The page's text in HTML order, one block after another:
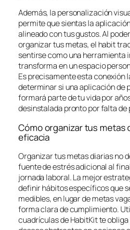
Además, la personalización
permite que sientas la
alineado con tus gustos. Al
organizar tus metas, el habit
sentirse como una herramienta
transforma en un espacio
Es precisamente esta conexión
determinar si una aplicación de
formará parte de tu vida por
desinstalada pronto por falta de
Cómo organizar tus metas
eficacia
Organizar tus metas diarias no
fuente de estrés adicional al
jornada laboral. La mejor
definir hábitos específicos que
medibles, en lugar de metas
forma clara de cumplimiento.
cuadrículas de HabitKit te